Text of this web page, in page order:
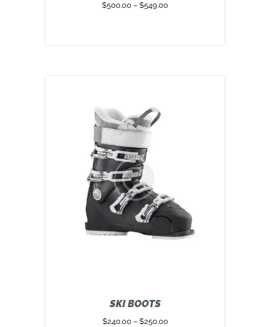
$500.00 – $549.00
SKI BOOTS
$240.00– $250.00